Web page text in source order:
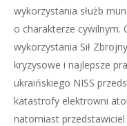
wykorzystania służb
o charakterze cywilnym.
wykorzystania Sił
kryzysowe i najlepsze
ukraińskiego NISS
katastrofy elektrowni
natomiast przedstawiciel